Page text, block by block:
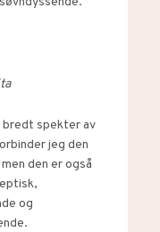
bredt spekter av
jeg den
den er også
og